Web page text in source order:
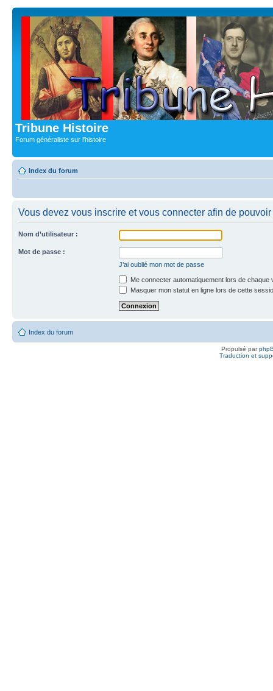
Tribune Histoire
Forum généraliste sur l'histoire
Index du forum
Vous devez vous inscrire et vous connecter afin de
Nom d’utilisateur :
Mot de passe :
J’ai oublié mon mot de passe
Me connecter automatiquement lors de chaque
Masquer mon statut en ligne lors de cette
Index du forum
Propulsé par
Traduction et